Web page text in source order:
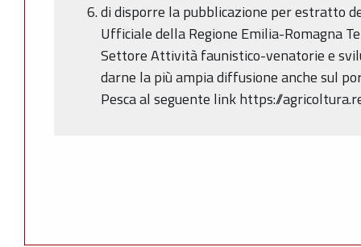
di disporre la pubblicazione per estratto
Ufficiale della Regione Emilia-Romagna
Settore Attività faunistico-venatorie e
darne la più ampia diffusione anche sul
Pesca al seguente link https://